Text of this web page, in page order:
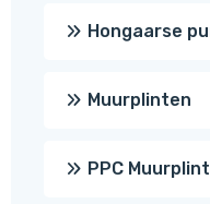
Hongaarse
Muurplinten
PPC